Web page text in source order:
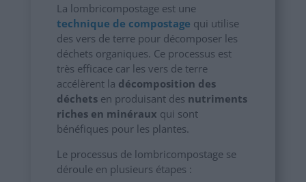
La lombricompostage est une
technique de compostage qui utilise
des vers de terre pour décomposer les
déchets organiques. Ce processus est
très efficace car les vers de terre
accélèrent la décomposition des
déchetsen produisant des nutriments
riches en minéraux qui sont
bénéfiques pour les plantes.
Le processus de lombricompostage se
déroule en plusieurs étapes :